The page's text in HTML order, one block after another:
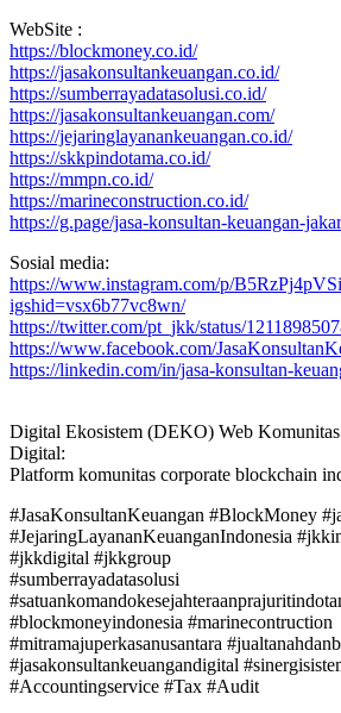
WebSite :
https://blockmoney.co.id/
https://jasakonsultankeuangan.co.id/
https://sumberrayadatasolusi.co.id/
https://jasakonsultankeuangan.com/
https://jejaringlayanankeuangan.co.id/
https://skkpindotama.co.id/
https://mmpn.co.id/
https://marineconstruction.co.id/
https://g.page/jasa-konsultan-keuangan-
Sosial media:
https://www.instagram.com/p/
igshid=vsx6b77vc8wn/
https://twitter.com/pt_jkk/status/
https://www.facebook.com/
https://linkedin.com/in/jasa-konsultan-
Digital Ekosistem (DEKO) Web
Digital:
Platform komunitas corporate blockchain
#JasaKonsultanKeuangan #BlockMoney
#JejaringLayananKeuanganIndonesia
#jkkdigital #jkkgroup
#sumberrayadatasolusi
#blockmoneyindonesia #marinecontruction
#mitramajuperkasanusantara
#jasakonsultankeuangandigital
#Accountingservice #Tax #Audit